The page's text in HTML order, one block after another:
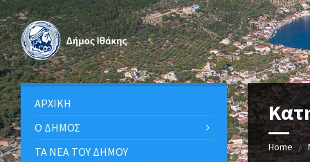
Home
ΑΡΧΙΚΉ
Ο ΔΉΜΟΣ
ΤΑ ΝΈΑ ΤΟΥ ΔΉΜΟΥ